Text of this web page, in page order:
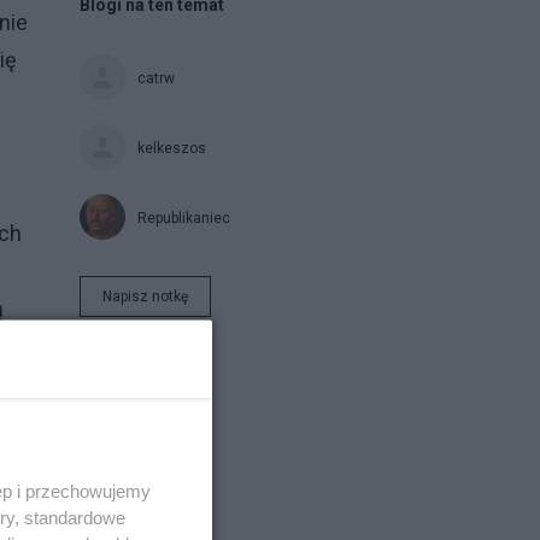
Blogi na ten temat
catrw
kelkeszos
Republikaniec
Napisz notkę
i przechowujemy
standardowe